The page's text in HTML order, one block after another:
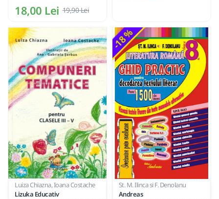
18,00 Lei 19,90 Lei
Luiza Chiazna, Ioana Costache
Lizuka Educativ
-18 %
St. M. Ilinca si F. Denolanu
Andreas